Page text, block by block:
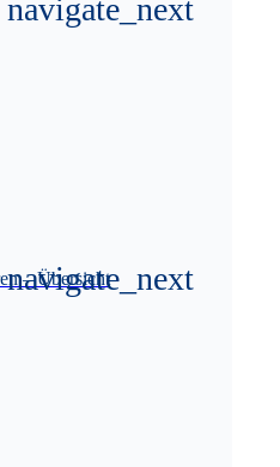
– Übersicht